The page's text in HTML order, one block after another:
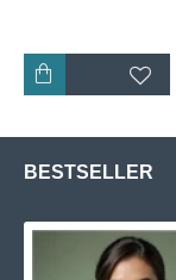
BESTSELLER